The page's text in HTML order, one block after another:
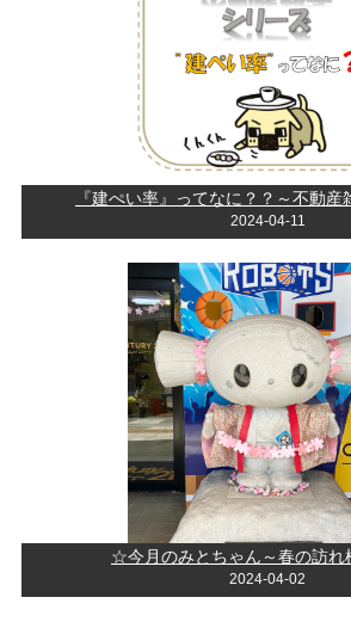
『建ぺい率』ってなに？？～不動産
2024-04-11
☆今月のみとちゃん～春の訪
2024-04-02